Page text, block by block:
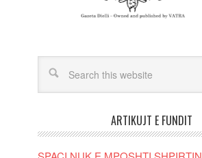
ARTIKUJT E FUNDIT